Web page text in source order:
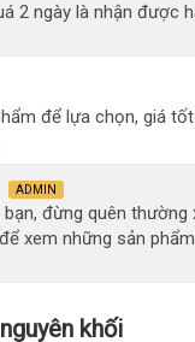
2 ngày là nhận được
để lựa chọn, giá
ADMIN
đừng quên thường
xem những sản
khối